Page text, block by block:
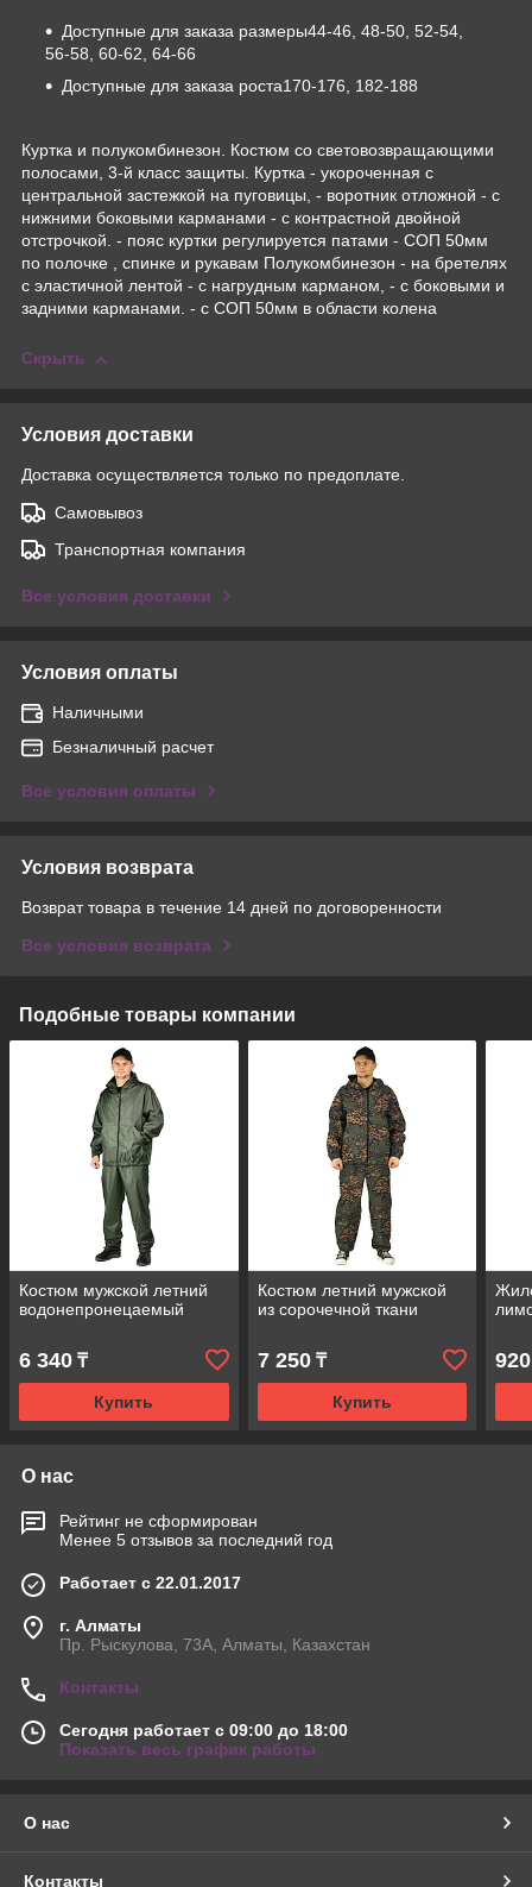
Доступные для заказа размеры44-46, 48-50, 52-54,
56-58, 60-62, 64-66
Доступные для заказа роста170-176, 182-188
Куртка и полукомбинезон. Костюм со световозвращающими
полосами, 3-й класс защиты. Куртка - укороченная с
центральной застежкой на пуговицы, - воротник отложной - с
нижними боковыми карманами - с контрастной двойной
отстрочкой. - пояс куртки регулируется патами - СОП 50мм
по полочке , спинке и рукавам Полукомбинезон - на бретелях
с эластичной лентой - с нагрудным карманом, - с боковыми и
задними карманами. - с СОП 50мм в области колена
Скрыть
Условия доставки
Доставка осуществляется только по предоплате.
Самовывоз
Транспортная компания
Все условия доставки
Условия оплаты
Наличными
Безналичный расчет
Все условия оплаты
Условия возврата
Возврат товара в течение 14 дней по договоренности
Все условия возврата
Подобные товары компании
Костюм мужской летний
водонепронецаемый
6 340 ₸
Купить
Костюм летний мужской
из сорочечной ткани
7 250₸
Купить
920
О нас
Рейтинг не сформирован
Менее 5 отзывов за последний год
Работает с 22.01.2017
г. Алматы
Пр. Рыскулова, 73А, Алматы, Казахстан
Контакты
Сегодня работает с 09:00 до 18:00
Показать весь график работы
О нас
Контакты